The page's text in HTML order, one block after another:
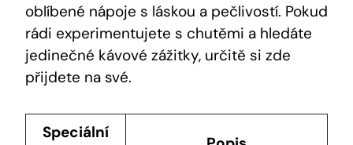
oblíbené nápoje s láskou a pečlivostí. Pokud⁢
rádi experimentujete s chutěmi a hledáte
jedinečné kávové zážitky, určitě si zde ​
přijdete na své.
Speciální